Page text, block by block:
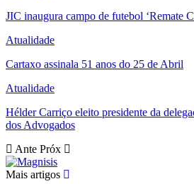
JIC inaugura campo de futebol ‘Remate
Atualidade
Cartaxo assinala 51 anos do 25 de Abril
Atualidade
Hélder Carriço eleito presidente da
dos Advogados
Ante Próx
Mais artigos